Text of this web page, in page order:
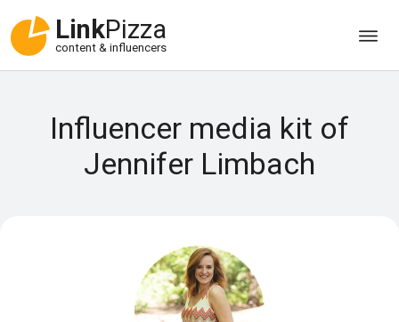
LinkPizza
content & influencers
Influencer media kit of
Jennifer Limbach